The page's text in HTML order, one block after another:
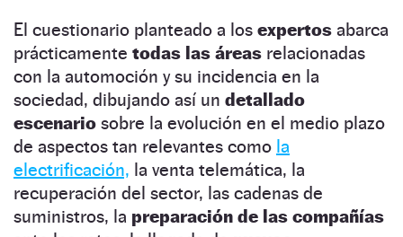
El cuestionario planteado a los expertos abarca
prácticamente todas las áreas relacionadas
con la automoción y su incidencia en la
sociedad, dibujando así un detallado
escenario sobre la evolución en el medio plazo
de aspectos tan relevantes como la
electrificación, la venta telemática, la
recuperación del sector, las cadenas de
suministros, la preparación de las compañías